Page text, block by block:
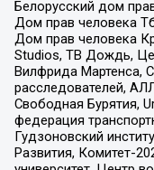
Белорусский дом
Дом прав человека
Дом прав человека
Studios, ТВ Дождь,
Вилфрида Мартенса,
расследователей,
Свободная Бурятия,
федерация
Гудзоновский
Развития, Комитет-